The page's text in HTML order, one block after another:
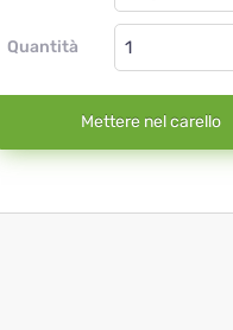
Quantità
Mettere nel carello